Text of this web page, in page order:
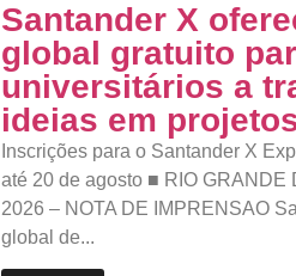
Santander X
global gratuito
universitários a
ideias em
Inscrições para o Santander X
até 20 de agosto ■ RIO GRANDE
2026 – NOTA DE IMPRENSAO
global de...